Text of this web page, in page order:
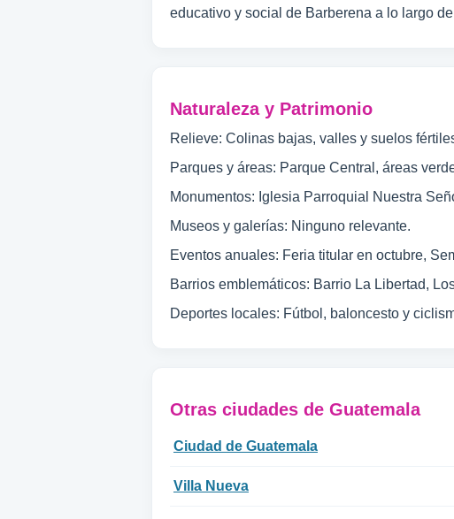
educativo y social de Barberena a lo largo
Naturaleza y Patrimonio
Relieve: Colinas bajas, valles y suelos
Parques y áreas: Parque Central, áreas
Monumentos: Iglesia Parroquial Nuestra
Museos y galerías: Ninguno relevante.
Eventos anuales: Feria titular en octubre,
Barrios emblemáticos: Barrio La Libertad,
Deportes locales: Fútbol, baloncesto y
Otras ciudades de Guatemala
Ciudad de Guatemala
Villa Nueva